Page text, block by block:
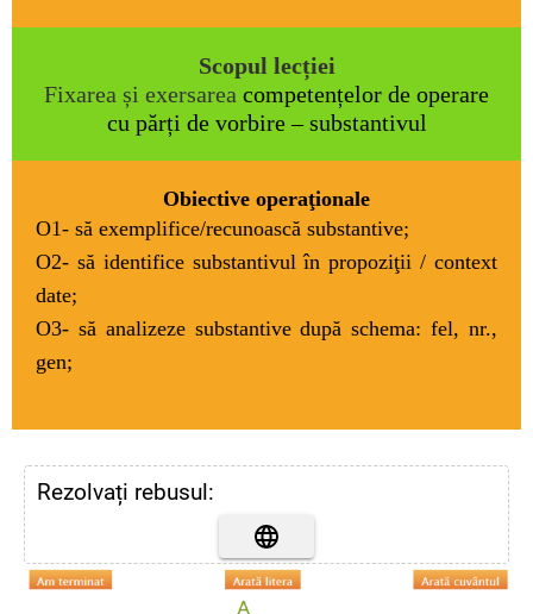
Scopul lecției
Fixarea și exersarea competențelor de operare
cu părți de vorbire – substantivul
Obiective operaţionale
O1- să exemplifice/recunoască substantive;
O2- să identifice substantivul în propoziţii / context
date;
O3- să analizeze substantive după schema: fel, nr.,
gen;
Rezolvați rebusul: